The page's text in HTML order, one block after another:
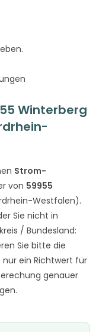
Winterberg
Strom-
von 59955
Westfalen).
Sie nicht in
/ Bundesland:
Sie bitte die
nur ein Richtwert für
genauer